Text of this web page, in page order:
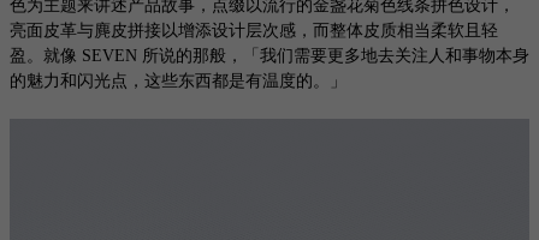
色为主题来讲述产品故事，点缀以流行的金盏花菊色线条拼色设计，
亮面皮革与麂皮拼接以增添设计层次感，而整体皮质相当柔软且轻
盈。就像 SEVEN 所说的那般，「我们需要更多地去关注人和事物本身
的魅力和闪光点，这些东西都是有温度的。」